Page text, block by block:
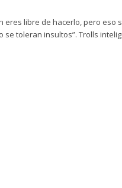
eres libre de hacerlo, pero eso
se toleran insultos”. Trolls